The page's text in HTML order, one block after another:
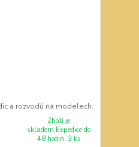
a rozvodů na modelech.
Zboží je
skladem.Expedice do
48 hodin. 3 ks